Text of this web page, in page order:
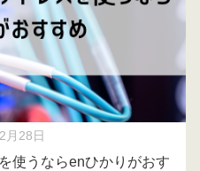
月28日
使うならenひかりがおす